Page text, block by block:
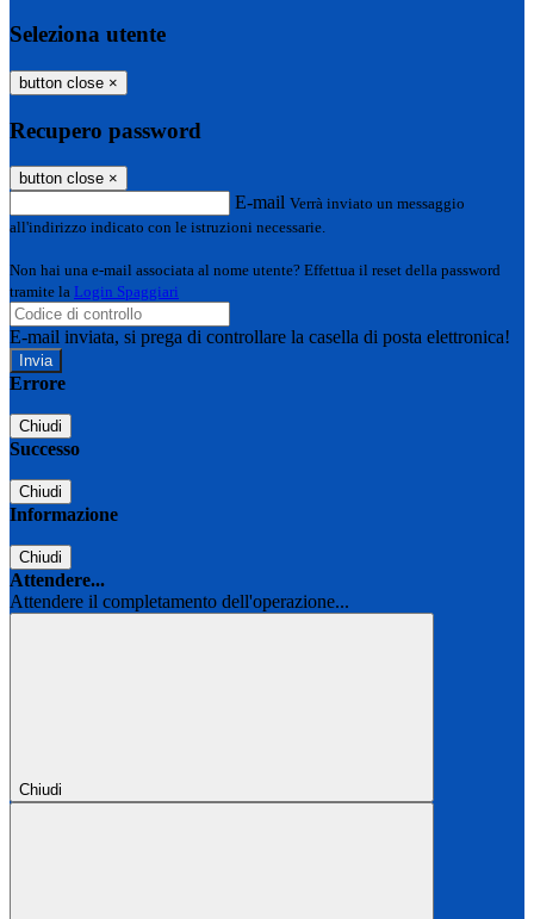
Seleziona utente
button close ×
Recupero password
button close ×
E-mail Verrà inviato un messaggio
all'indirizzo indicato con le istruzioni necessarie.
Non hai una e-mail associata al nome utente? Effettua il reset della password
tramite la Login Spaggiari
E-mail inviata, si prega di controllare la casella di posta elettronica!
Errore
Chiudi
Successo
Chiudi
Informazione
Chiudi
Attendere...
Attendere il completamento dell'operazione...
Chiudi